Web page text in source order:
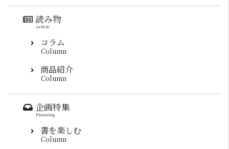
読み物
Article
コラム
Column
商品紹介
Column
企画特集
Planning
書を楽しむ
Column